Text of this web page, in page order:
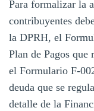
Para formalizar la
contribuyentes
la DPRH, el
Plan de Pagos que
el Formulario F-
deuda que se
detalle de la